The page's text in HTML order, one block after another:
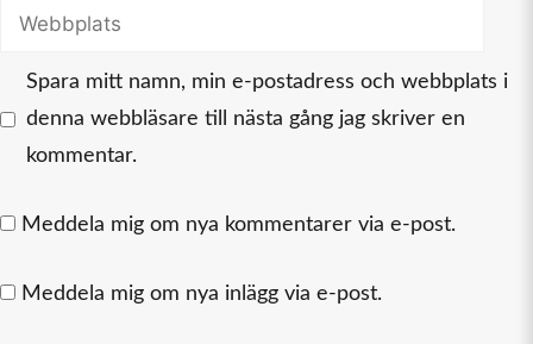
Webbplats
Spara mitt namn, min e-postadress och webbplats i
denna webbläsare till nästa gång jag skriver en
kommentar.
Meddela mig om nya kommentarer via e-post.
Meddela mig om nya inlägg via e-post.